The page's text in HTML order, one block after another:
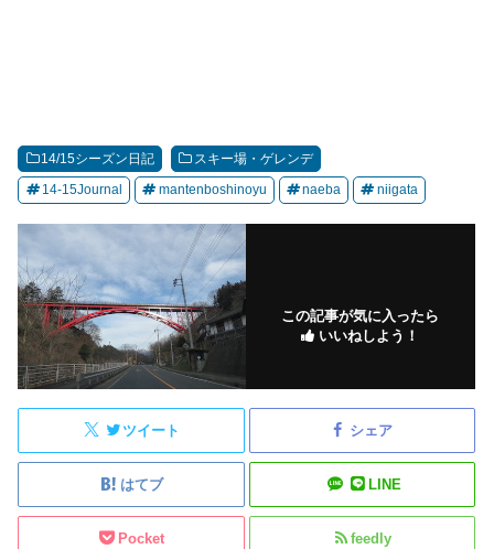
14/15シーズン日記 スキー場・ゲレンデ
14-15Journal mantenboshinoyu naeba niigata
この記事が気に入ったら
いいねしよう！
ツイート シェア
はてブ LINE
Pocket feedly